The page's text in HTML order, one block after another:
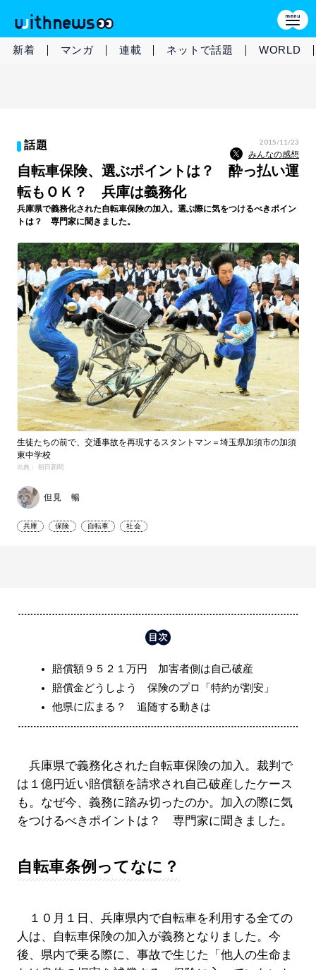
新着 マンガ 連載 ネットで話題 WORLD
話題 2015/11/23
みんなの感想
自転車保険、選ぶポイントは？ 酔っ払い運
転もＯＫ？ 兵庫は義務化
兵庫県で義務化された自転車保険の加入。選ぶ際に気をつけるべきポイン
トは？ 専門家に聞きました。
生徒たちの前で、交通事故を再現するスタントマン＝埼玉県加須市の加須
東中学校
出典： 朝日新聞
但見 暢
兵庫 保険 自転車 社会
賠償額９５２１万円 加害者側は自己破産
賠償金どうしよう 保険のプロ「特約が割安」
他県に広まる？ 追随する動きは
兵庫県で義務化された自転車保険の加入。裁判で
は１億円近い賠償額を請求され自己破産したケース
も。なぜ今、義務に踏み切ったのか。加入の際に気
をつけるべきポイントは？ 専門家に聞きました。
自転車条例ってなに？
１０月１日、兵庫県内で自転車を利用する全ての
人は、自転車保険の加入が義務となりました。今
後、県内で乗る際に、事故で生じた「他人の生命ま